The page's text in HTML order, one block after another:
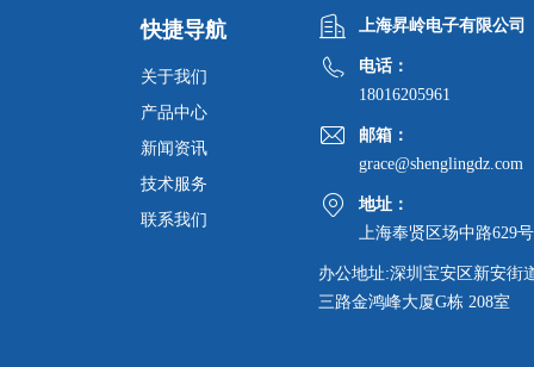
快捷导航
关于我们
产品中心
新闻资讯
技术服务
联系我们
上海昇岭电子有限公司
电话：
18016205961
邮箱：
grace@shenglingdz.com
地址：
上海奉贤区场中路629号
办公地址:深圳宝安区新安街
三路金鸿峰大厦G栋 208室